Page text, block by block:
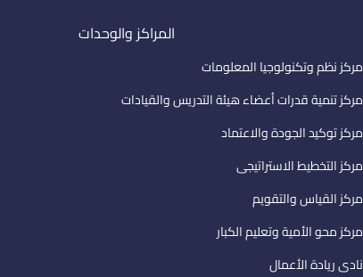
المراكز والوحدات
مركز نظم وتكنولوجيا المعلومات
مركز تنمية قدرات أعضاء هيئة التدريس والقيادات
مركز توكيد الجودة والاعتماد
مركز التخطيط الاستراتيجى
مركز القياس والتقويم
مركز محو الأمية وتعليم الكبار
نادى ريادة الأعمال